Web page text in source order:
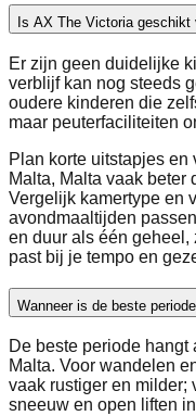
Is AX The Victoria geschikt
Er zijn geen duidelijke
verblijf kan nog steeds
oudere kinderen die
maar peuterfaciliteiten
Plan korte uitstapjes en
Malta, Malta vaak beter
Vergelijk kamertype en
avondmaaltijden
en duur als één
past bij je tempo en
Wanneer is de beste
De beste periode hangt
Malta. Voor wandelen
vaak rustiger en milder;
sneeuw en open liften